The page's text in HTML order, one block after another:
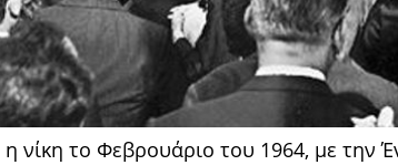
νίκη το Φεβρουάριο του 1964, με την